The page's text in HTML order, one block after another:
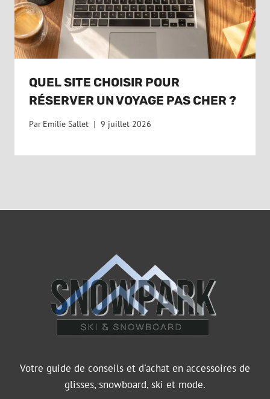
QUEL SITE CHOISIR POUR
RÉSERVER UN VOYAGE PAS CHER ?
Par Emilie Sallet 9 juillet 2026
Votre guide de conseils et d'achat en accessoires de
glisses, snowboard, ski et mode.